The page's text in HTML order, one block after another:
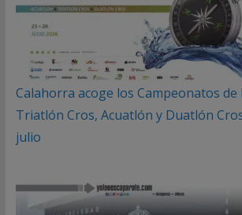
Calahorra acoge los Campeonatos de
Triatlón Cros, Acuatlón y Duatlón
julio